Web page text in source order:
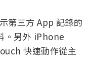
第三方 App 記錄的
。另外 iPhone
快速動作從主